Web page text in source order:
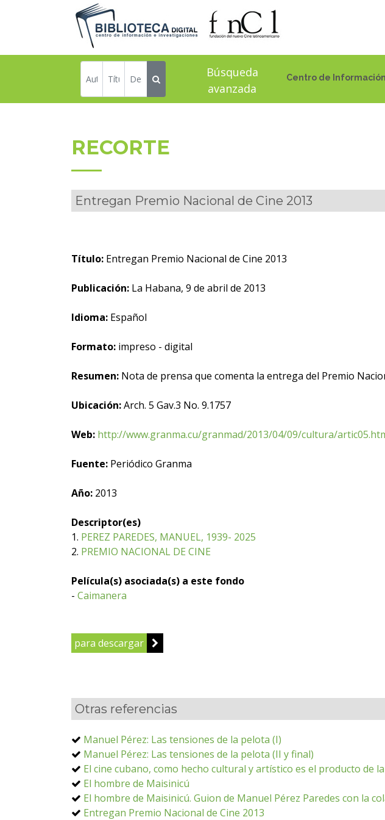
Centro de
Búsqueda
avanzada
RECORTE
Entregan Premio Nacional de Cine 2013
Título: Entregan Premio Nacional de Cine 2013
Publicación: La Habana, 9 de abril de 2013
Idioma: Español
Formato: impreso - digital
Resumen: Nota de prensa que comenta la entrega del Premio
Ubicación:Arch. 5 Gav.3 No. 9.1757
Web: http://www.granma.cu/granmad/2013/04/09/cultura/
Fuente: Periódico Granma
Año: 2013
Descriptor(es)
1. PEREZ PAREDES, MANUEL, 1939- 2025
2. PREMIO NACIONAL DE CINE
Película(s) asociada(s) a este fondo
- Caimanera
para descargar
Otras referencias
Manuel Pérez: Las tensiones de la pelota (I)
Manuel Pérez: Las tensiones de la pelota (II y final)
El cine cubano, como hecho cultural y artístico es el producto de
El hombre de Maisinicú
El hombre de Maisinicú. Guion de Manuel Pérez Paredes con la
Entregan Premio Nacional de Cine 2013